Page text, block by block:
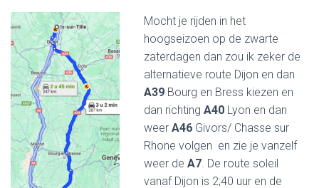
Mocht je rijden in het
hoogseizoen op de zwarte
zaterdagen dan zou ik zeker de
alternatieve route Dijon en dan
A39 Bourg en Bress kiezen en
dan richting A40 Lyon en dan
weer A46 Givors/ Chasse sur
Rhone volgen en zie je vanzelf
weer de A7. De route soleil
vanaf Dijon is 2;40 uur en de